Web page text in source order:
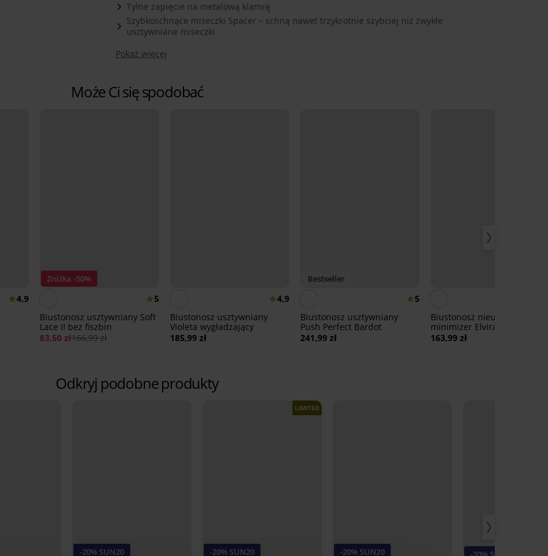
Tylne zapięcie na metalową klamrę
Szybkoschnące miseczki Spacer – schną nawet trzykrotnie szybciej niż zwykłe
usztywniane miseczki
Pokaż więcej
Może Ci się spodobać
4,9
Zniżka -50%
5
Biustonosz usztywniany Soft
Lace II bez fiszbin
83,50 zł166,99 zł
4,9
Biustonosz usztywniany
Violeta wygładzający
185,99 zł
Bestseller
5
Biustonosz usztywniany
Push Perfect Bardot
241,99 zł
Biustonosz nieusztywniany
minimizer Elvira
163,99 zł
Odkryj podobne produkty
-20% SUN20
-20% SUN20
LIMITED
-20% SUN20